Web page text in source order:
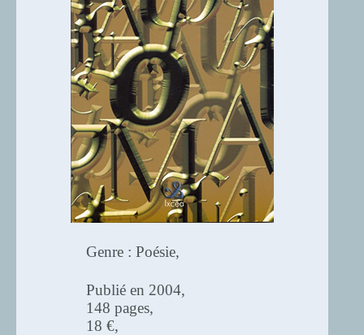
Genre : Poésie,
Publié en 2004,
148 pages,
18 €,